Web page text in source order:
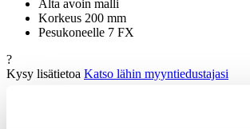
Alta avoin malli
Korkeus 200 mm
Pesukoneelle 7 FX
?
Kysy lisätietoa Katso lähin myyntiedustajasi